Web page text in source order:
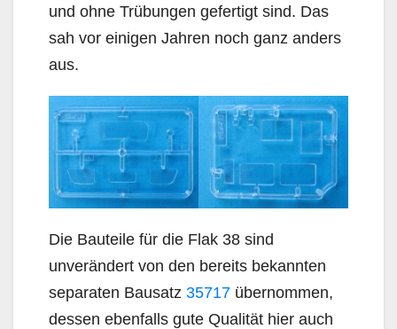
und ohne Trübungen gefertigt sind. Das
sah vor einigen Jahren noch ganz anders
aus.
Die Bauteile für die Flak 38 sind
unverändert von den bereits bekannten
separaten Bausatz 35717 übernommen,
dessen ebenfalls gute Qualität hier auch